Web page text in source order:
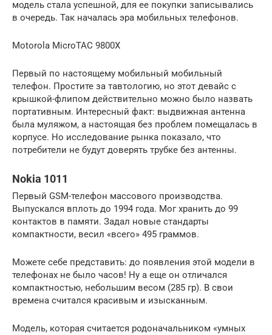
модель стала успешной, для ее покупки записывались
в очередь. Так началась эра мобильных телефонов.
Motorola MicroTAC 9800X
Первый по настоящему мобильный мобильный
телефон. Простите за тавтологию, но этот девайс с
крышкой-флипом действительно можно было назвать
портативным. Интересный факт: выдвижная антенна
была муляжом, а настоящая без проблем помещалась в
корпусе. Но исследование рынка показало, что
потребители не будут доверять трубке без антенны.
Nokia 1011
Первый GSM-телефон массового производства.
Выпускался вплоть до 1994 года. Мог хранить до 99
контактов в памяти. Задал новые стандарты
компактности, весил «всего» 495 граммов.
Можете себе представить: до появления этой модели в
телефонах не было часов! Ну а еще он отличался
компактностью, небольшим весом (285 гр). В свои
времена считался красивым и изысканным.
Модель, которая считается родоначальником «умных